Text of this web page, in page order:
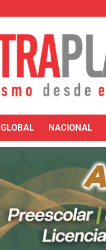
GLOBAL NACIONAL